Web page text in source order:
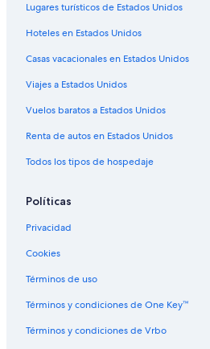
Hoteles con estacionamiento en Bandol
Hoteles en Bandol
B&B en Roquefort-la-Bédoule
B&B Hotels en Roquefort-la-Bédoule
Hoteles en Roquefort-la-Bédoule
Hoteles de golf en Saint-Cyr-sur-Mer
Hoteles románticos en Saint-Cyr-sur-Mer
Lugares turísticos de Estados Unidos
Hoteles en Estados Unidos
Casas vacacionales en Estados Unidos
Viajes a Estados Unidos
Vuelos baratos a Estados Unidos
Renta de autos en Estados Unidos
Todos los tipos de hospedaje
Políticas
Privacidad
Cookies
Términos de uso
Términos y condiciones de One Key™
Términos y condiciones de Vrbo